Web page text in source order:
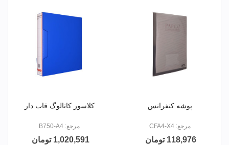
پوشه کنفرانس
مرجع: CFA4-X4
118,976 تومان
کلاسور کاتالوگ قاب دار
مرجع: B750-A4
1,020,591 تومان